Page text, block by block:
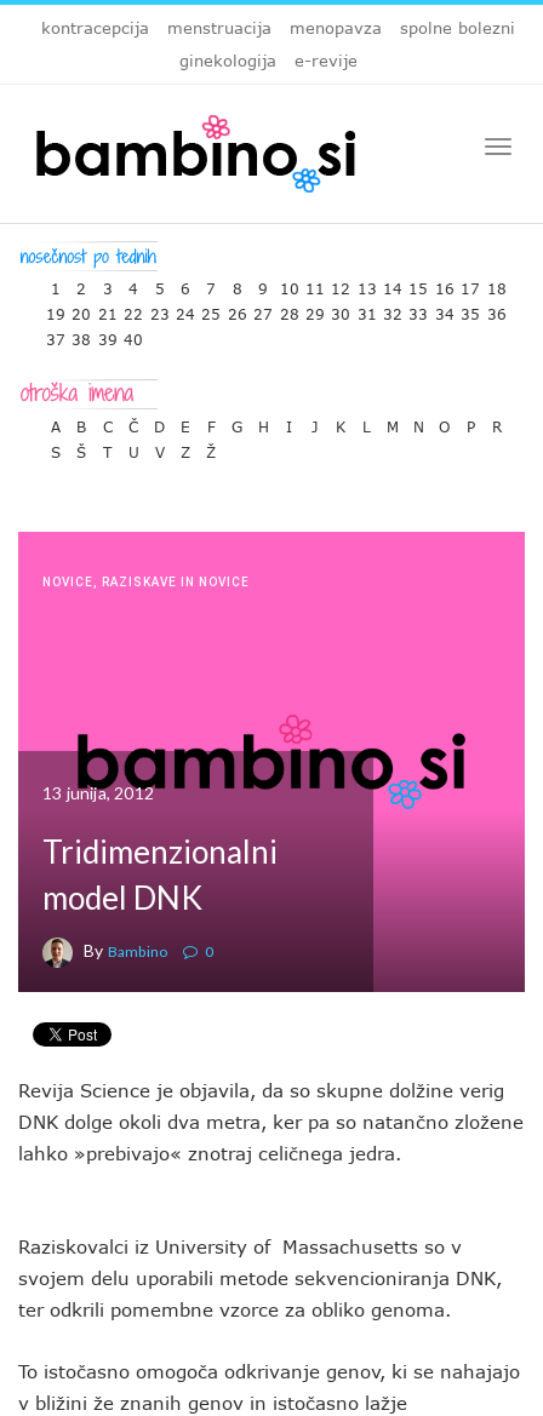
kontracepcija menstruacija menopavza
spolne bolezni
ginekologija
e-revije
1 2 3 4 5 6 7 8 9 10 11 12 13 14 15 16 17 18
19 20 21 22 23 24 25 26 27 28 29 30 31 32 33 34 35 36
37 38 39 40
A B C Č D E F G H I J K L M N O P
R
S
Š T U V Z Ž
NOVICE RAZISKAVE IN NOVICE
13 junija, 2012
Tridimenzionalni
model DNK
By Bambino 0
Revija Science je objavila, da so skupne dolžine verig
DNK dolge okoli dva metra, ker pa so natančno zložene
lahko »prebivajo« znotraj celičnega jedra.
Raziskovalci iz University of Massachusetts so v
svojem delu uporabili metode sekvencioniranja DNK,
ter odkrili pomembne vzorce za obliko genoma.
To istočasno omogoča odkrivanje genov, ki se nahajajo
v bližini že znanih genov in istočasno lažje